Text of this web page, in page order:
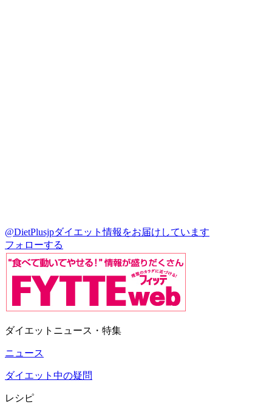
@DietPlusjpダイエット情報をお届けしています
フォローする
ダイエットニュース・特集
ニュース
ダイエット中の疑問
レシピ